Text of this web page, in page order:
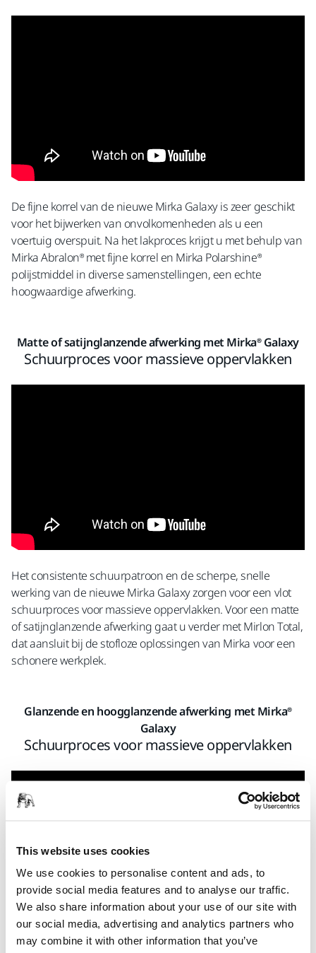
This website uses cookies
We use cookies to personalise content and ads, to
provide social media features and to analyse our traffic.
We also share information about your use of our site with
our social media, advertising and analytics partners who
may combine it with other information that you’ve
De fijne korrel van de nieuwe Mirka Galaxy is zeer geschikt
voor het bijwerken van onvolkomenheden als u een
voertuig overspuit. Na het lakproces krijgt u met behulp van
Mirka Abralon® met fijne korrel en Mirka Polarshine®
polijstmiddel in diverse samenstellingen, een echte
hoogwaardige afwerking.
Matte of satijnglanzende afwerking met Mirka® Galaxy
Schuurproces voor massieve oppervlakken
Het consistente schuurpatroon en de scherpe, snelle
werking van de nieuwe Mirka Galaxy zorgen voor een vlot
schuurproces voor massieve oppervlakken. Voor een matte
of satijnglanzende afwerking gaat u verder met Mirlon Total,
dat aansluit bij de stofloze oplossingen van Mirka voor een
schonere werkplek.
Glanzende en hoogglanzende afwerking met Mirka®
Galaxy
Schuurproces voor massieve oppervlakken